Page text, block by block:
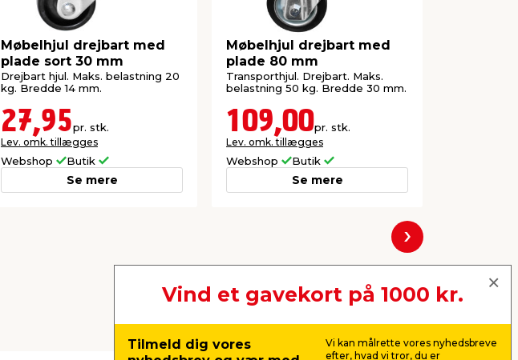
Møbelhjul drejbart med
plade sort 30 mm
Drejbart hjul. Maks. belastning 20
kg. Bredde 14 mm.
27,95pr. stk.
Lev. omk. tillægges
Webshop Butik
Se mere
Møbelhjul drejbart med
plade 80 mm
Transporthjul. Drejbart. Maks.
belastning 50 kg. Bredde 30 mm.
109,00pr. stk.
Lev. omk. tillægges
Webshop Butik
Se mere
Næste
Vind et gavekort på 1000 kr.
Tilmeld dig vores
Vi kan målrette vores nyhedsbreve
efter, hvad vi tror, du er